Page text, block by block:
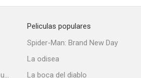
Stuart no consigue salvar el universo
Peliculas populares
Spider-Man: Brand New Day
La odisea
La boca del diablo